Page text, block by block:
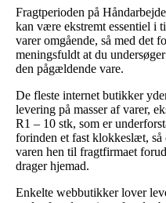
Fragtperioden på
kan være ekstremt essentiel i
varer omgående, så med det
meningsfuldt at du
den pågældende vare.
De fleste internet butikker
levering på masser af varer,
R1 – 10 stk, som er
forinden et fast klokkeslæt, så
varen hen til fragtfirmaet
drager hjemad.
Enkelte webbutikker lover